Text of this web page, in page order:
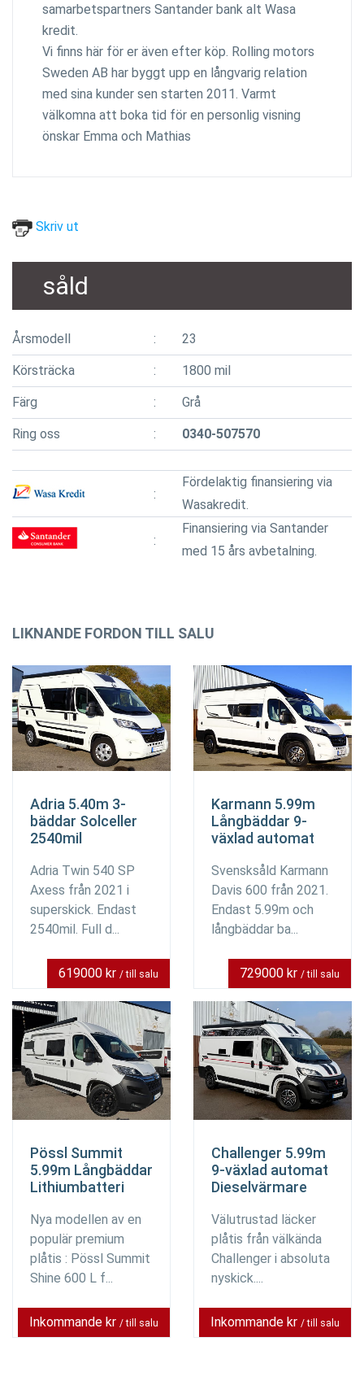
samarbetspartners Santander bank alt Wasa
kredit.
Vi finns här för er även efter köp. Rolling motors
Sweden AB har byggt upp en långvarig relation
med sina kunder sen starten 2011. Varmt
välkomna att boka tid för en personlig visning
önskar Emma och Mathias
Skriv ut
såld
Årsmodell 23
Körsträcka 1800 mil
Färg Grå
Ring oss 0340-507570
Fördelaktig finansiering via
Wasakredit.
Finansiering via Santander
med 15 års avbetalning.
LIKNANDE FORDON TILL SALU
Adria 5.40m 3-
bäddar Solceller
2540mil
Adria Twin 540 SP
Axess från 2021 i
superskick. Endast
2540mil. Full d...
619000 kr / till salu
Karmann 5.99m
Långbäddar 9-
växlad automat
Svensksåld Karmann
Davis 600 från 2021.
Endast 5.99m och
långbäddar ba...
729000 kr / till salu
Pössl Summit
5.99m Långbäddar
Lithiumbatteri
Nya modellen av en
populär premium
plåtis : Pössl Summit
Shine 600 L f...
Inkommande kr / till salu
Challenger 5.99m
9-växlad automat
Dieselvärmare
Välutrustad läcker
plåtis från välkända
Challenger i absoluta
nyskick....
Inkommande kr / till salu